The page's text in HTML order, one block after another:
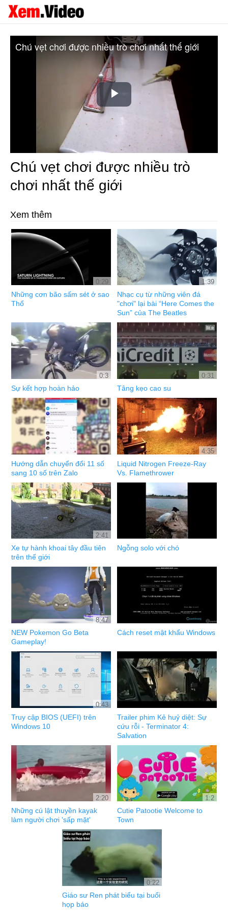
Play
Chú vẹt chơi được nhiều trò chơi nhất thế giới
Chú vẹt chơi được nhiều trò
chơi nhất thế giới
Xem thêm
0:29
Những cơn bão sấm sét ở sao
Thổ
1:39
Nhạc cụ từ những viên đá
"chơi" lại bài “Here Comes the
Sun” của The Beatles
0:3
Sự kết hợp hoàn hảo
0:31
Tâng kẹo cao su
Hướng dẫn chuyển đổi 11 số
sang 10 số trên Zalo
4:35
Liquid Nitrogen Freeze-Ray
Vs. Flamethrower
2:41
Xe tự hành khoai tây đầu tiên
trên thế giới
Ngỗng solo với chó
8:47
NEW Pokemon Go Beta
Gameplay!
Cách reset mật khẩu Windows
0:43
Truy cập BIOS (UEFI) trên
Windows 10
Trailer phim Kẻ huỷ diệt: Sự
cứu rỗi - Terminator 4:
Salvation
2:20
Những cú lật thuyền kayak
làm người chơi 'sấp mặt'
1:2
Cutie Patootie Welcome to
Town
0:22
Giáo sư Ren phát biểu tại buổi
họp báo